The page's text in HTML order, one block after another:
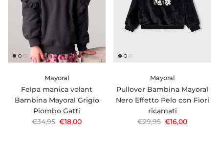
Mayoral
Felpa manica volant
Bambina Mayoral Grigio
Piombo Gatti
Prezzo normale
€34,95 Prezzo di vendita
€18,00
Mayoral
Pullover Bambina Mayoral
Nero Effetto Pelo con Fiori
ricamati
Prezzo normale
€29,95 Prezzo di
€16,00